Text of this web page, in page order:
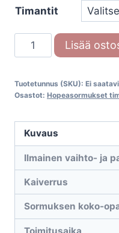
Timantit
White
Style
Legends
/
33040
määrä
Lisää
Tuotetunnus (SKU): Ei
Osastot: Hopeasormukset
Kuvaus
Ilmainen vaihto- ja
Kaiverrus
Sormuksen koko-
Toimitusaika